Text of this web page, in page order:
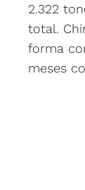
2.322
total.
forma
meses